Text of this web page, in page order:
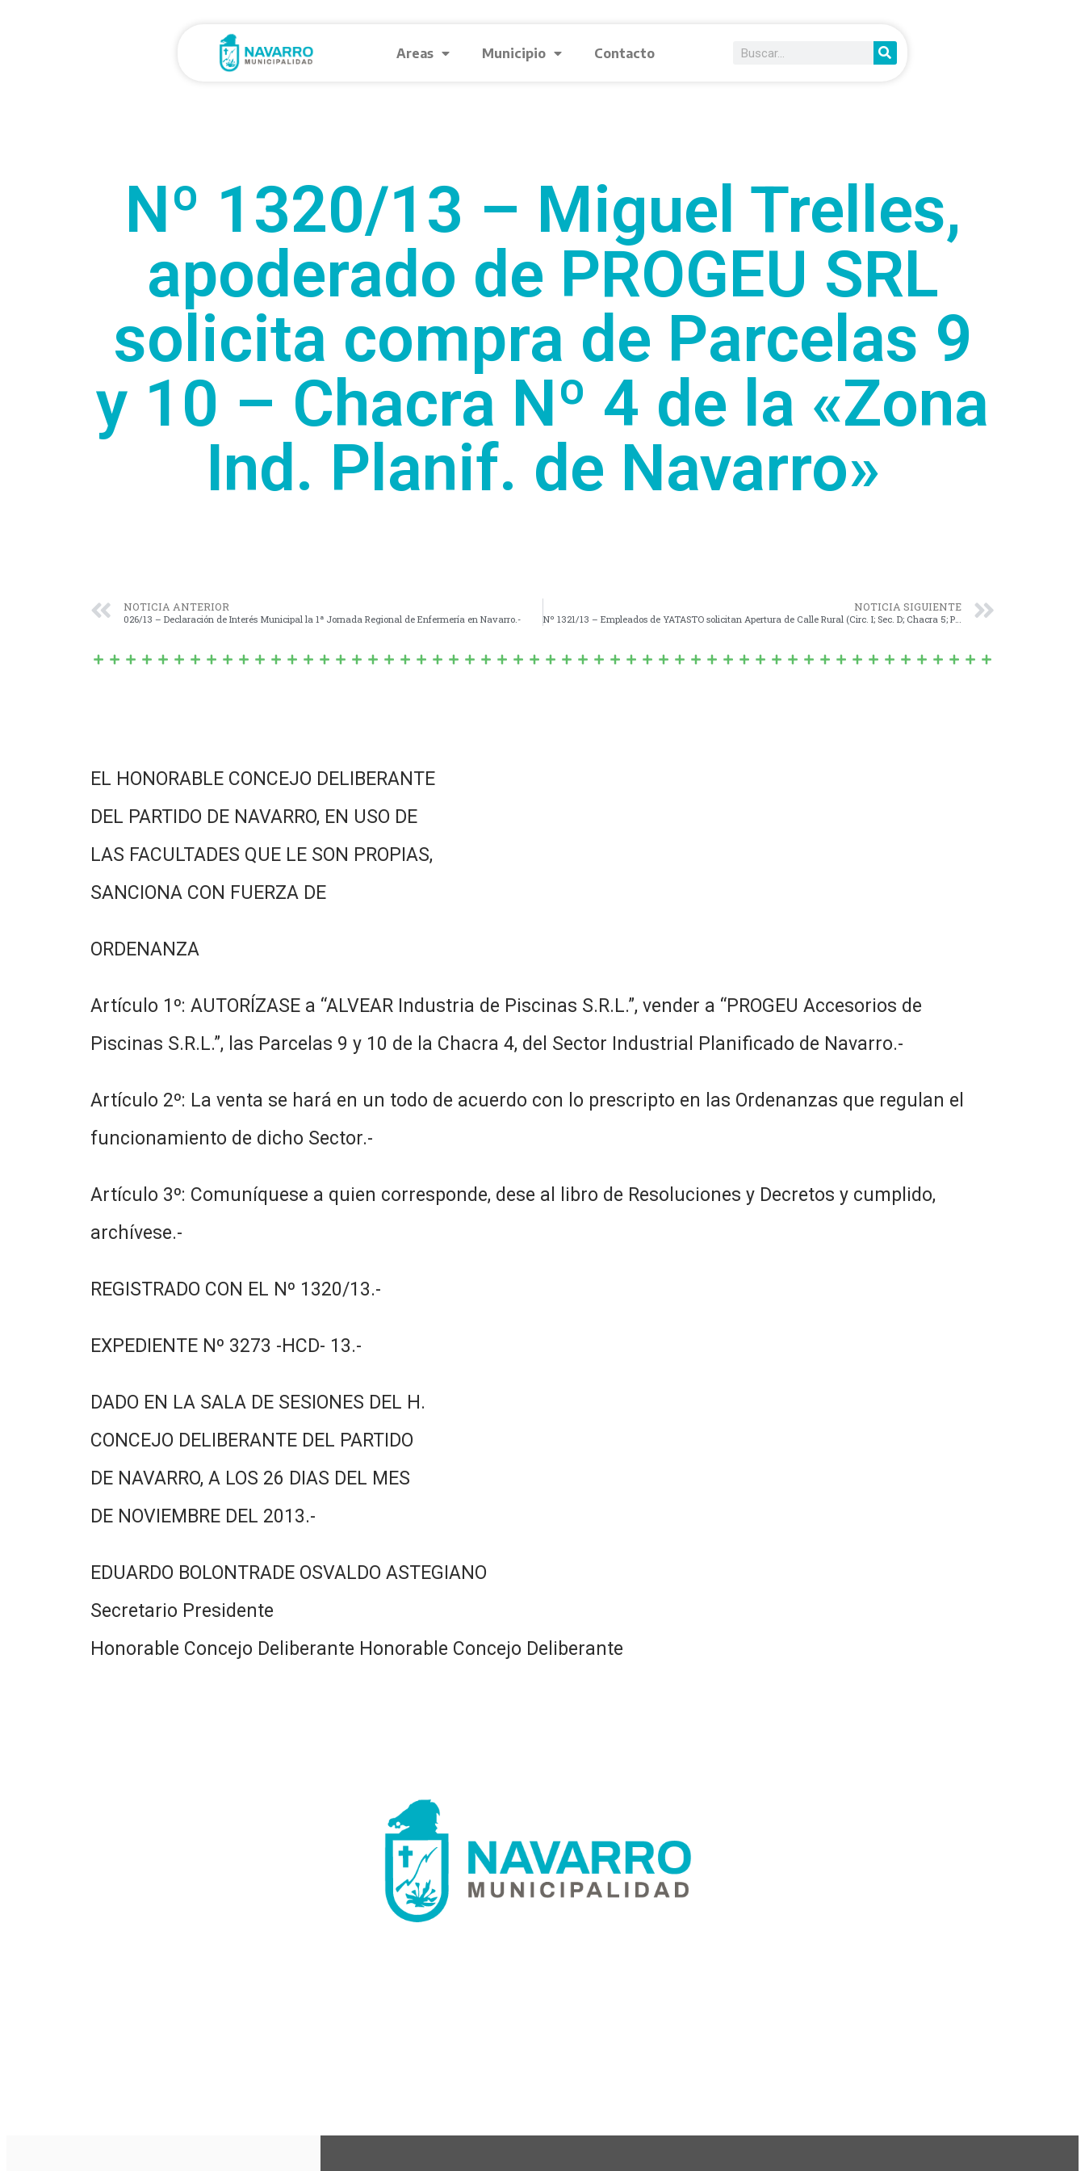
Areas Municipio Contacto
Nº 1320/13 – Miguel Trelles,
apoderado de PROGEU SRL
solicita compra de Parcelas 9
y 10 – Chacra Nº 4 de la «Zona
Ind. Planif. de Navarro»
NOTICIA ANTERIOR
026/13 – Declaración de Interés Municipal la 1ª Jornada Regional de Enfermería en Navarro.-
NOTICIA SIGUIENTE
Nº 1321/13 – Empleados de YATASTO solicitan Apertura de Calle Rural (Circ. I; Sec. D; Chacra 5; Parc. 2)
EL HONORABLE CONCEJO DELIBERANTE
DEL PARTIDO DE NAVARRO, EN USO DE
LAS FACULTADES QUE LE SON PROPIAS,
SANCIONA CON FUERZA DE
ORDENANZA
Artículo 1º: AUTORÍZASE a “ALVEAR Industria de Piscinas S.R.L.”, vender a “PROGEU Accesorios de
Piscinas S.R.L.”, las Parcelas 9 y 10 de la Chacra 4, del Sector Industrial Planificado de Navarro.-
Artículo 2º: La venta se hará en un todo de acuerdo con lo prescripto en las Ordenanzas que regulan el
funcionamiento de dicho Sector.-
Artículo 3º: Comuníquese a quien corresponde, dese al libro de Resoluciones y Decretos y cumplido,
archívese.-
REGISTRADO CON EL Nº 1320/13.-
EXPEDIENTE Nº 3273 -HCD- 13.-
DADO EN LA SALA DE SESIONES DEL H.
CONCEJO DELIBERANTE DEL PARTIDO
DE NAVARRO, A LOS 26 DIAS DEL MES
DE NOVIEMBRE DEL 2013.-
EDUARDO BOLONTRADE OSVALDO ASTEGIANO
Secretario Presidente
Honorable Concejo Deliberante Honorable Concejo Deliberante